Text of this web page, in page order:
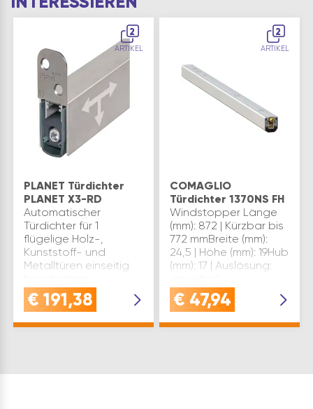
2
ARTIKEL
PLANET Türdichter
PLANET X3-RD
Automatischer
Türdichter für 1
flügelige Holz-,
Kunststoff- und
Metalltüren einseitig
Auslösung macht
Haus und Balkontüren
€ 191,38
2
ARTIKEL
COMAGLIO
Türdichter 1370NS FH
Windstopper Länge
(mm): 872 | Kürzbar bis
772 mmBreite (mm):
24,5 | Höhe (mm): 19Hub
(mm): 17 | Auslösung:
Feuerhemmend:
JaMATERIAL: Aluminium
€ 47,94